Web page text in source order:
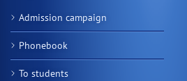
Admission campaign
Phonebook
To students